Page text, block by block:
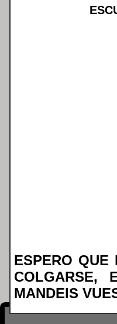
ESPERO QUE
COLGARSE,
MANDEIS